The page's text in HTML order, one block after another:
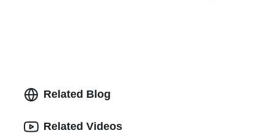
Related Blog
Related Videos